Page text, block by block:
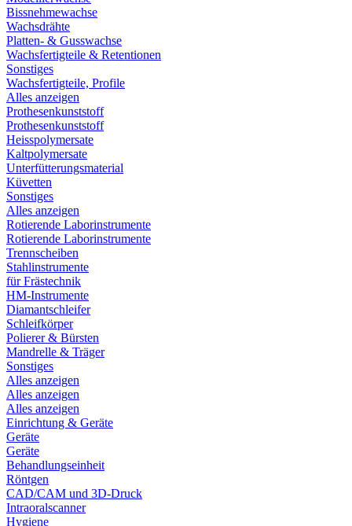
Bissnehmewachse
Wachsdrähte
Platten- & Gusswachse
Wachsfertigteile & Retentionen
Sonstiges
Wachsfertigteile, Profile
Alles anzeigen
Prothesenkunststoff
Prothesenkunststoff
Heisspolymersate
Kaltpolymersate
Unterfütterungsmaterial
Küvetten
Sonstiges
Alles anzeigen
Rotierende Laborinstrumente
Rotierende Laborinstrumente
Trennscheiben
Stahlinstrumente
für Frästechnik
HM-Instrumente
Diamantschleifer
Schleifkörper
Polierer & Bürsten
Mandrelle & Träger
Sonstiges
Alles anzeigen
Alles anzeigen
Alles anzeigen
Einrichtung & Geräte
Geräte
Geräte
Behandlungseinheit
Röntgen
CAD/CAM und 3D-Druck
Intraoralscanner
Hygiene